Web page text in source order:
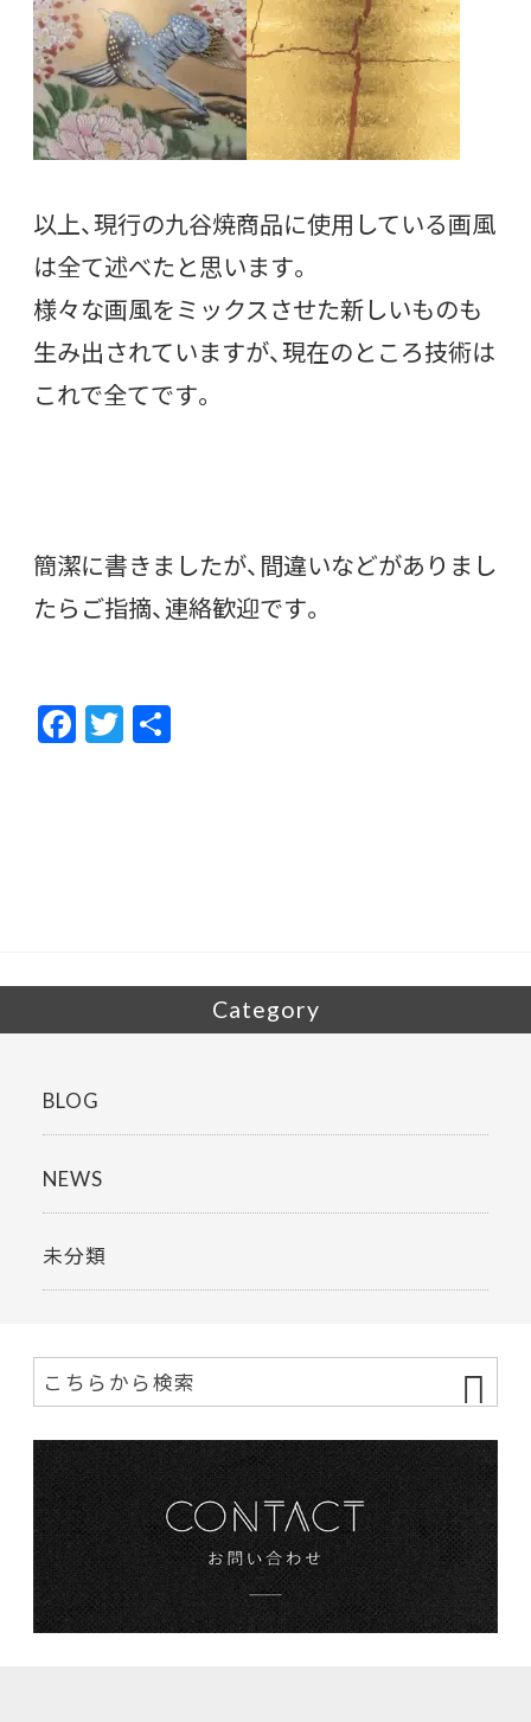
以上、現行の九谷焼商品に使用している画風
は全て述べたと思います。
様々な画風をミックスさせた新しいものも
生み出されていますが、現在のところ技術は
これで全てです。
簡潔に書きましたが、間違いなどがありまし
たらご指摘、連絡歓迎です。
F
ac
T
w
Category
BLOG
NEWS
未分類